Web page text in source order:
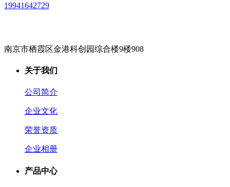
19941642729
南京市栖霞区金港科创园综合楼9楼908
关于我们
公司简介
企业文化
荣誉资质
企业相册
产品中心